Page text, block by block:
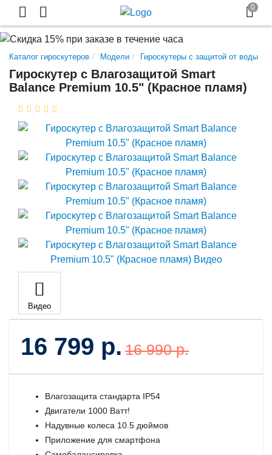
Каталог гироскутеров Модели Гироскутеры с защитой от воды
Гироскутер с Влагозащитой Smart
Balance Premium 10.5" (Красное пламя)
Видео
16 799 р. 16 990 р.
Влагозащита стандарта IP54
Двигатели 1000 Ватт!
Надувные колеса 10.5 дюймов
Приложение для смартфона